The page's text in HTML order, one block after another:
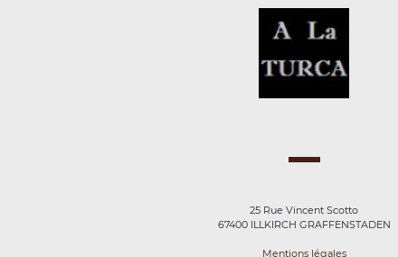
25 Rue Vincent Scotto
67400 ILLKIRCH GRAFFENSTADEN
Mentions légales